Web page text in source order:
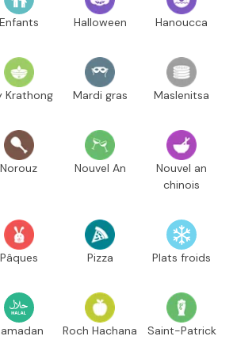
Enfants Halloween Hanoucca
Krathong Mardi gras Maslenitsa
Norouz Nouvel An
Nouvel an
chinois
Pâques Pizza Plats froids
Roch Hachana Saint-Patrick